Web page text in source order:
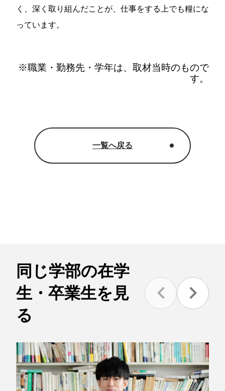
く、深く取り組んだことが、仕事をする上でも糧にな
っています。
※職業・勤務先・学年は、取材当時のもので
す。
一覧へ戻る
同じ学部の在学
生・卒業生を見
る